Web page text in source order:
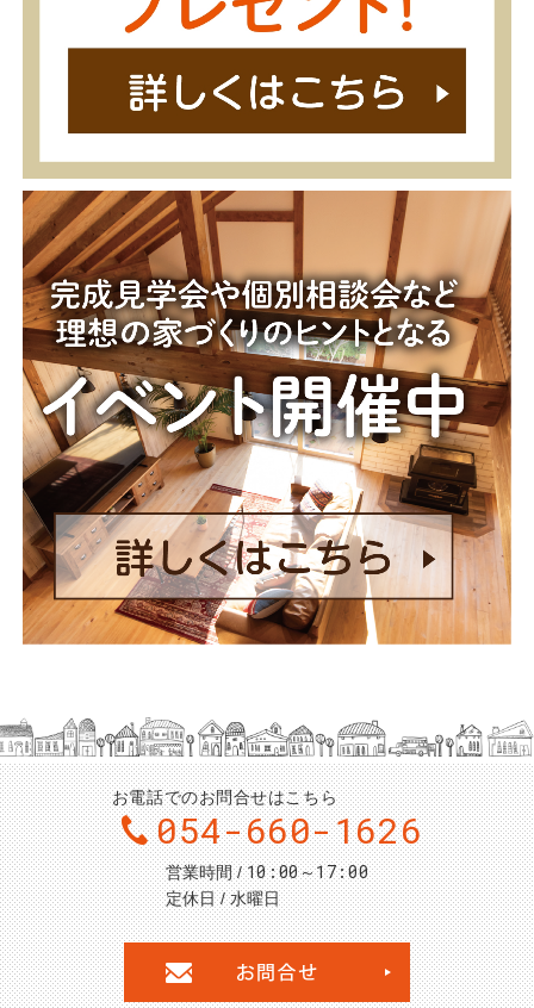
お電話でのお問合せはこちら
054-660-1626
営業時間 10:00～17:00
定休日 水曜日
お問合せ・ご